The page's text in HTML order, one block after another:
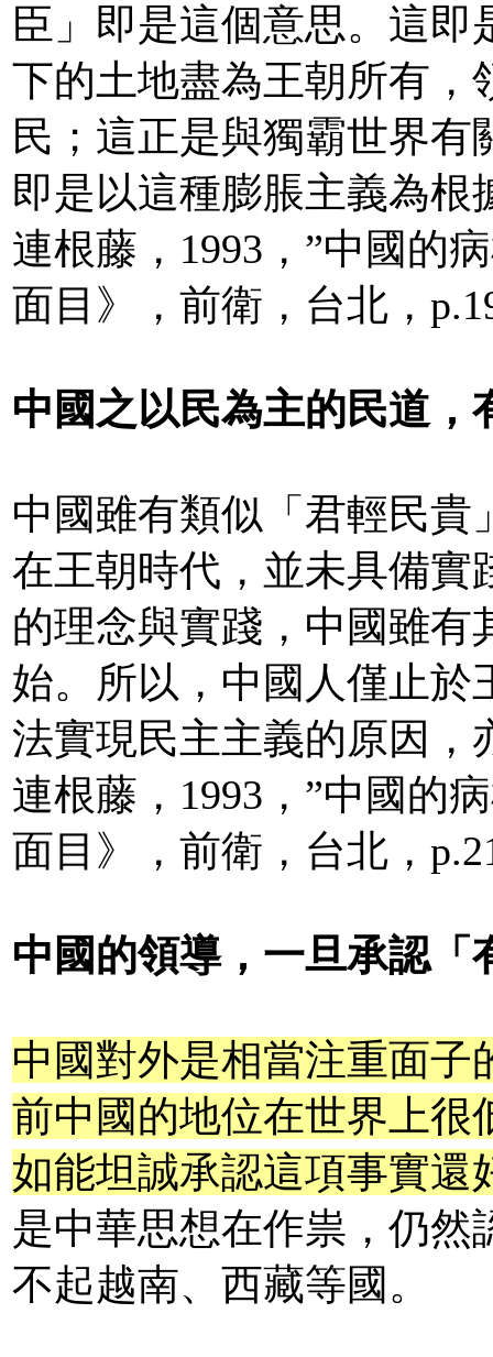
臣」即是這個意思。這
下的土地盡為王朝所有，
民；這正是與獨霸世界
即是以這種膨脹主義為根
連根藤，1993，”中國的
面目》，前衛，台北，
中國之以民為主的民道，
中國雖有類似「君輕民貴
在王朝時代，並未具備實
的理念與實踐，中國雖有
始。所以，中國人僅止於
法實現民主主義的原因，
連根藤，1993，”中國的
面目》，前衛，台北，
中國的領導，一旦承認「
中國對外是相當注重面子
前中國的地位在世界上很
如能坦誠承認這項事實還
是中華思想在作祟，仍然
不起越南、西藏等國。